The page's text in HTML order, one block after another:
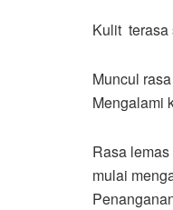
Kulit terasa
Muncul
Mengalami
Rasa
mulai